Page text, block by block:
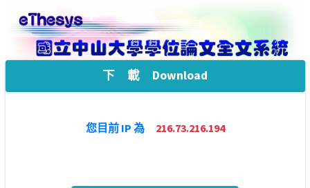
下 載 Download
您目前 IP 為 216.73.216.194